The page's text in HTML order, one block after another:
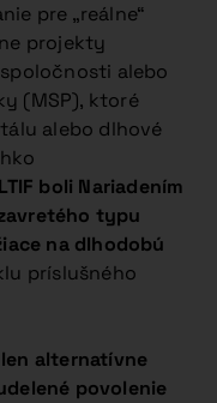
pre „reálne“
projekty
alebo
(MSP), ktoré
alebo dlhové
boli Nariadením
typu
na dlhodobú
príslušného
len alternatívne
povolenie